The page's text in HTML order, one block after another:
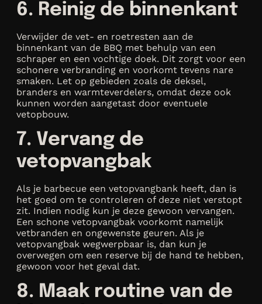
6. Reinig de binnenkant
Verwijder de vet- en roetresten aan de
binnenkant van de BBQ met behulp van een
schraper en een vochtige doek. Dit zorgt voor een
schonere verbranding en voorkomt tevens nare
smaken. Let op gebieden zoals de deksel,
branders en warmteverdelers, omdat deze ook
kunnen worden aangetast door eventuele
vetopbouw.
7. Vervang de
vetopvangbak
Als je barbecue een vetopvangbank heeft, dan is
het goed om te controleren of deze niet verstopt
zit. Indien nodig kun je deze gewoon vervangen.
Een schone vetopvangbak voorkomt namelijk
vetbranden en ongewenste geuren. Als je
vetopvangbak wegwerpbaar is, dan kun je
overwegen om een reserve bij de hand te hebben,
gewoon voor het geval dat.
8. Maak routine van de